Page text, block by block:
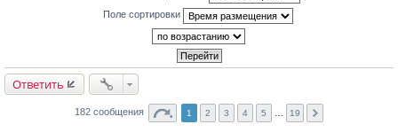
Поле сортировки
Ответить
182 сообщения 1 2 3 4 5 19